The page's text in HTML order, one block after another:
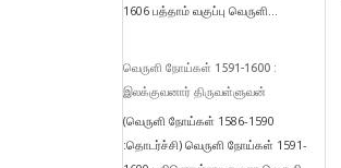
1606 பத்தாம் வகுப்பு வெருளி...
வெருளி நோய்கள் 1591-1600 :
இலக்குவனார் திருவள்ளுவன்
(வெருளி நோய்கள் 1586-1590
:தொடர்ச்சி) வெருளி நோய்கள் 1591-